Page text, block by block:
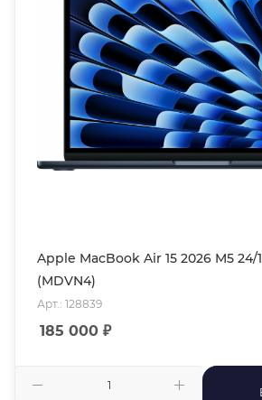
Apple MacBook Air 15 2026 M5
(MDVN4)
Арт.: 128839
185 000 ₽